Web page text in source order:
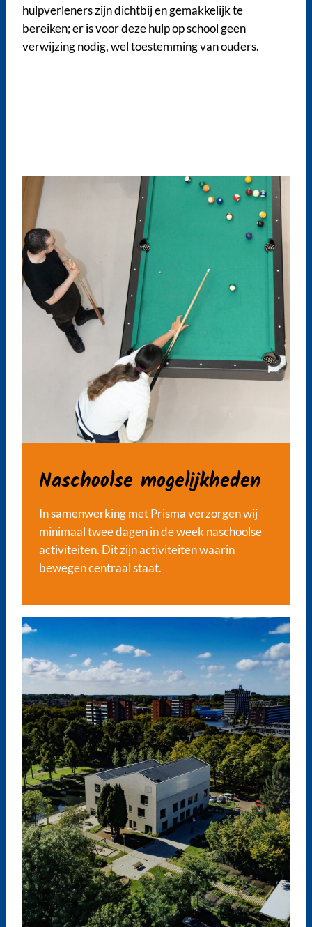
hulpverleners zijn dichtbij en gemakkelijk te
bereiken; er is voor deze hulp op school geen
verwijzing nodig, wel toestemming van ouders.
Naschoolse mogelijkheden
In samenwerking met Prisma verzorgen wij
minimaal twee dagen in de week naschoolse
activiteiten. Dit zijn activiteiten waarin
bewegen centraal staat.